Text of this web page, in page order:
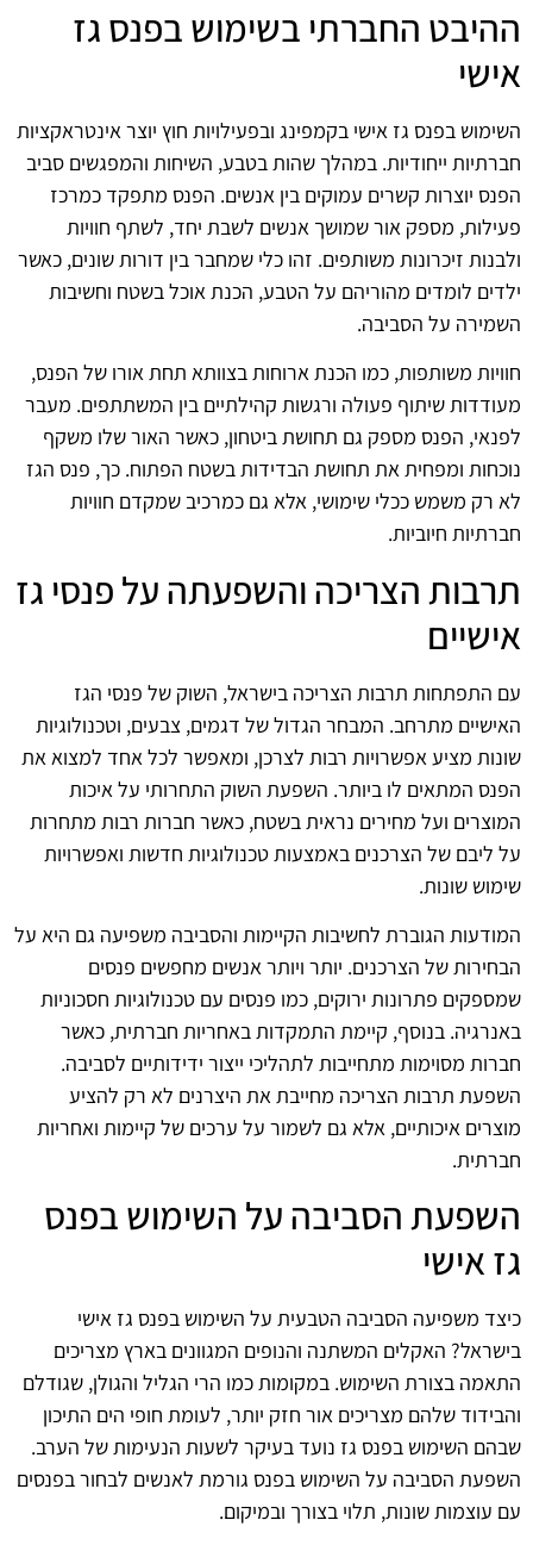
ההיבט החברתי בשימוש בפנס גז
אישי
השימוש בפנס גז אישי בקמפינג ובפעילויות חוץ יוצר אינטראקציות
חברתיות ייחודיות. במהלך שהות בטבע, השיחות והמפגשים סביב
הפנס יוצרות קשרים עמוקים בין אנשים. הפנס מתפקד כמרכז
פעילות, מספק אור שמושך אנשים לשבת יחד, לשתף חוויות
ולבנות זיכרונות משותפים. זהו כלי שמחבר בין דורות שונים, כאשר
ילדים לומדים מהוריהם על הטבע, הכנת אוכל בשטח וחשיבות
השמירה על הסביבה.
חוויות משותפות, כמו הכנת ארוחות בצוותא תחת אורו של הפנס,
מעודדות שיתוף פעולה ורגשות קהילתיים בין המשתתפים. מעבר
לפנאי, הפנס מספק גם תחושת ביטחון, כאשר האור שלו משקף
נוכחות ומפחית את תחושת הבדידות בשטח הפתוח. כך, פנס הגז
לא רק משמש ככלי שימושי, אלא גם כמרכיב שמקדם חוויות
חברתיות חיוביות.
תרבות הצריכה והשפעתה על פנסי גז
אישיים
עם התפתחות תרבות הצריכה בישראל, השוק של פנסי הגז
האישיים מתרחב. המבחר הגדול של דגמים, צבעים, וטכנולוגיות
שונות מציע אפשרויות רבות לצרכן, ומאפשר לכל אחד למצוא את
הפנס המתאים לו ביותר. השפעת השוק התחרותי על איכות
המוצרים ועל מחירים נראית בשטח, כאשר חברות רבות מתחרות
על ליבם של הצרכנים באמצעות טכנולוגיות חדשות ואפשרויות
שימוש שונות.
המודעות הגוברת לחשיבות הקיימות והסביבה משפיעה גם היא על
הבחירות של הצרכנים. יותר ויותר אנשים מחפשים פנסים
שמספקים פתרונות ירוקים, כמו פנסים עם טכנולוגיות חסכוניות
באנרגיה. בנוסף, קיימת התמקדות באחריות חברתית, כאשר
חברות מסוימות מתחייבות לתהליכי ייצור ידידותיים לסביבה.
השפעת תרבות הצריכה מחייבת את היצרנים לא רק להציע
מוצרים איכותיים, אלא גם לשמור על ערכים של קיימות ואחריות
חברתית.
השפעת הסביבה על השימוש בפנס
גז אישי
כיצד משפיעה הסביבה הטבעית על השימוש בפנס גז אישי
בישראל? האקלים המשתנה והנופים המגוונים בארץ מצריכים
התאמה בצורת השימוש. במקומות כמו הרי הגליל והגולן, שגודלם
והבידוד שלהם מצריכים אור חזק יותר, לעומת חופי הים התיכון
שבהם השימוש בפנס גז נועד בעיקר לשעות הנעימות של הערב.
השפעת הסביבה על השימוש בפנס גורמת לאנשים לבחור בפנסים
עם עוצמות שונות, תלוי בצורך ובמיקום.